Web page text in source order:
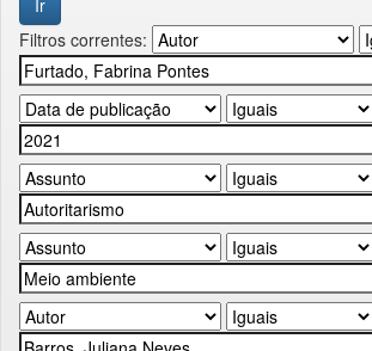
Filtros correntes: